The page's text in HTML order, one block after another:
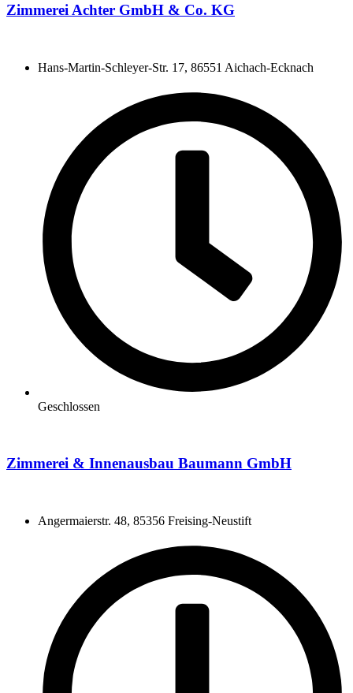
Zimmerei Achter GmbH & Co. KG
Hans-Martin-Schleyer-Str. 17, 86551 Aichach-Ecknach
Geschlossen
Zimmerei & Innenausbau Baumann GmbH
Angermaierstr. 48, 85356 Freising-Neustift